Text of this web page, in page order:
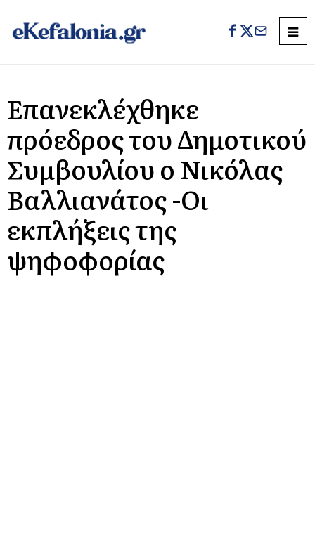
Επανεκλέχθηκε
πρόεδρος του Δημοτικού
Συμβουλίου ο Νικόλας
Βαλλιανάτος -Οι
εκπλήξεις της
ψηφοφορίας